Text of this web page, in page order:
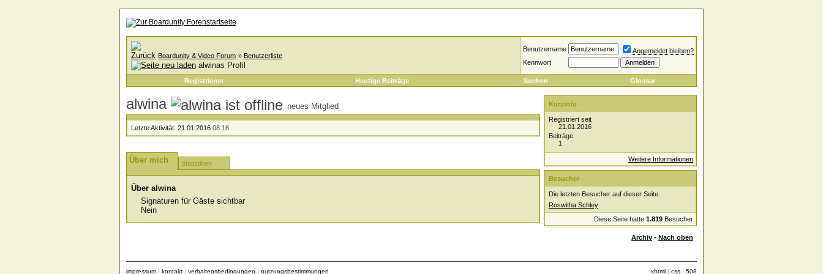
Boardunity & Video Forum » Benutzerliste
alwinas Profil
Benutzername
Angemeldet bleiben?
Kennwort
Registrieren Heutige Beiträge Suchen Glossar
alwina neues Mitglied
Letzte Aktivität: 21.01.2016 08:18
Über mich Statistiken
Über alwina
Signaturen für Gäste sichtbar
Nein
Kurzinfo
Registriert seit
21.01.2016
Beiträge
1
Weitere Informationen
Besucher
Die letzten Besucher auf dieser Seite:
Roswitha Schley
Diese Seite hatte 1.819 Besucher
Archiv - Nach oben
impressum | kontakt | verhaltensbedingungen | nutzungsbestimmungen xhtml | css | 508